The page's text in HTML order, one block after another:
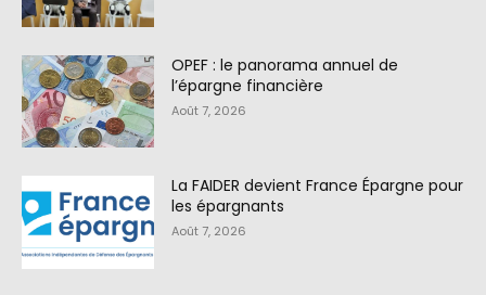
OPEF : le panorama annuel de
l’épargne financière
Août 7, 2026
La FAIDER devient France Épargne pour
les épargnants
Août 7, 2026